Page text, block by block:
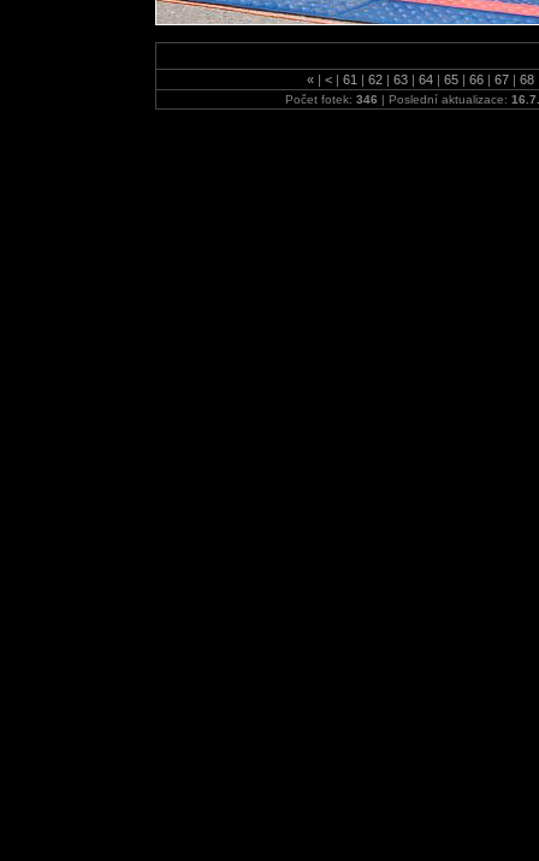
« | < | 61 | 62 | 63 | 64 | 65 | 66 | 67 | 68
Počet fotek: 346 | Poslední aktualizace: